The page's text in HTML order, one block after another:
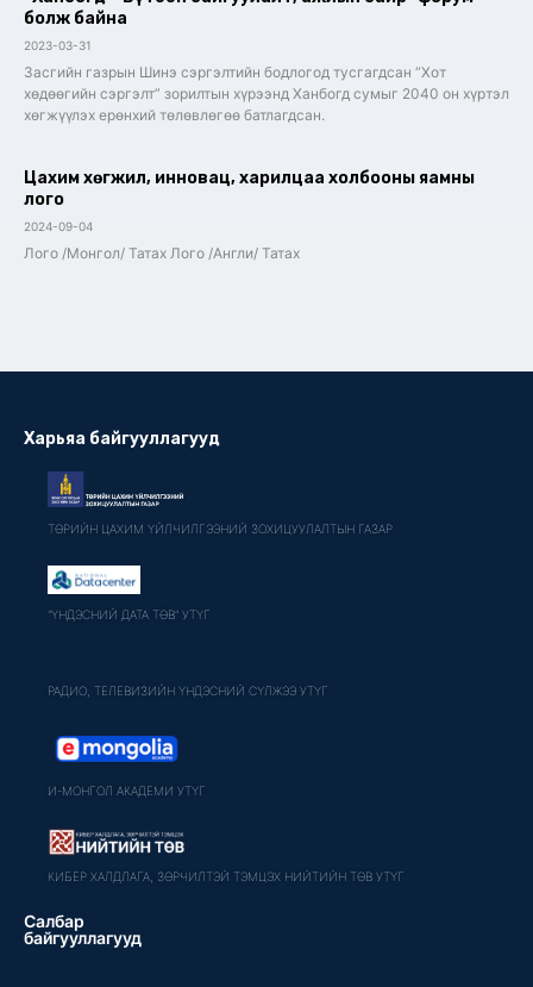
болж байна
2023-03-31
Засгийн газрын Шинэ сэргэлтийн бодлогод тусгагдсан “Хот
хөдөөгийн сэргэлт” зорилтын хүрээнд Ханбогд сумыг 2040 он хүртэл
хөгжүүлэх ерөнхий төлөвлөгөө батлагдсан.
Цахим хөгжил, инновац, харилцаа холбооны яамны
лого
2024-09-04
Лого /Монгол/ Татах Лого /Англи/ Татах
Харьяа байгууллагууд
ТӨРИЙН ЦАХИМ ҮЙЛЧИЛГЭЭНИЙ ЗОХИЦУУЛАЛТЫН ГАЗАР
"ҮНДЭСНИЙ ДАТА ТӨВ" УТҮГ
РАДИО, ТЕЛЕВИЗИЙН ҮНДЭСНИЙ СҮЛЖЭЭ УТҮГ
И-МОНГОЛ АКАДЕМИ УТҮГ
КИБЕР ХАЛДЛАГА, ЗӨРЧИЛТЭЙ ТЭМЦЭХ НИЙТИЙН ТӨВ УТҮГ
Салбар
байгууллагууд